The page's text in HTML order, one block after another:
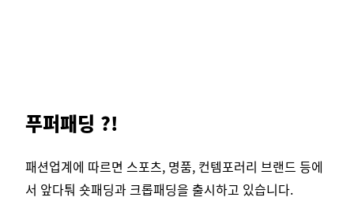
푸퍼패딩 ?!
패션업계에 따르면 스포츠, 명품, 컨템포러리 브랜드 등에
서 앞다퉈 숏패딩과 크롭패딩을 출시하고 있습니다.